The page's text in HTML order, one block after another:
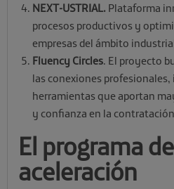
NEXT-USTRIAL. Plataforma
procesos productivos y
empresas del ámbito
Fluency Circles. El proyecto
las conexiones
herramientas que aportan
y confianza en la
El programa de
aceleración